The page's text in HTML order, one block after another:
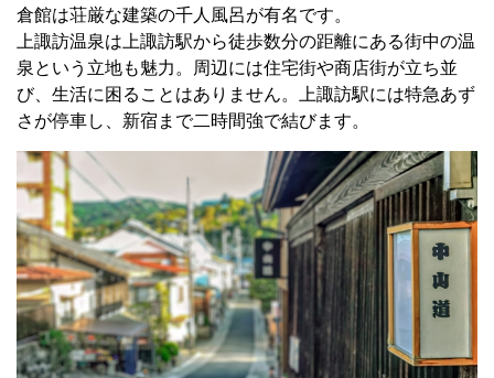
倉館は荘厳な建築の千人風呂が有名です。
上諏訪温泉は上諏訪駅から徒歩数分の距離にある街中の温
泉という立地も魅力。周辺には住宅街や商店街が立ち並
び、生活に困ることはありません。上諏訪駅には特急あず
さが停車し、新宿まで二時間強で結びます。